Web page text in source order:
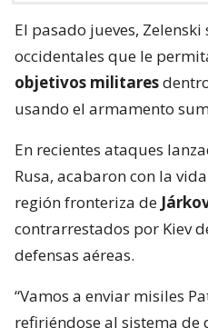
El pasado jueves,
occidentales que le
objetivos militares
usando el armamento
En recientes ataques
Rusa, acabaron con la
región fronteriza de
contrarrestados por Kiev
defensas aéreas.
“Vamos a enviar misiles
refiriéndose al sistema de